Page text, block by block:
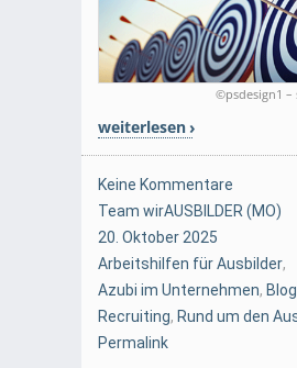
©psdesign1 –
weiterlesen
Keine Kommentare
Team wirAUSBILDER (MO)
20. Oktober 2025
Arbeitshilfen für Ausbilder,
Azubi im Unternehmen, Blog
Recruiting, Rund um den
Permalink